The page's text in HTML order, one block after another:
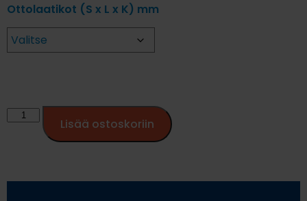
Ottolaatikot (S x L x K) mm
Lisää ostoskoriin